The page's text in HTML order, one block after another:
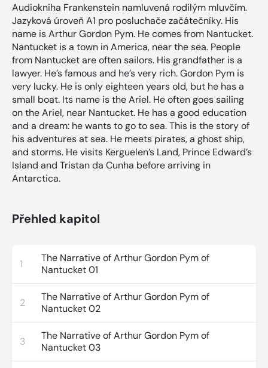
Audiokniha Frankenstein namluvená rodilým mluvčím.
Jazyková úroveň A1 pro posluchače začátečníky. His
name is Arthur Gordon Pym. He comes from Nantucket.
Nantucket is a town in America, near the sea. People
from Nantucket are often sailors. His grandfather is a
lawyer. He’s famous and he’s very rich. Gordon Pym is
very lucky. He is only eighteen years old, but he has a
small boat. Its name is the Ariel. He often goes sailing
on the Ariel, near Nantucket. He has a good education
and a dream: he wants to go to sea. This is the story of
his adventures at sea. He meets pirates, a ghost ship,
and storms. He visits Kerguelen’s Land, Prince Edward’s
Island and Tristan da Cunha before arriving in
Antarctica.
Přehled kapitol
1
The Narrative of Arthur Gordon Pym of
Nantucket 01
2
The Narrative of Arthur Gordon Pym of
Nantucket 02
3
The Narrative of Arthur Gordon Pym of
Nantucket 03